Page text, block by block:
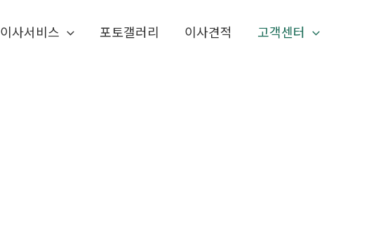
이사서비스 포토갤러리 이사견적 고객센터